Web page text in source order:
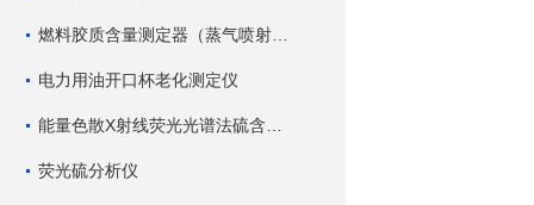
电力用油开口杯老化测定仪
荧光硫分析仪